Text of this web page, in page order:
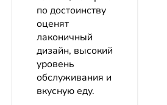
по достоинству
оценят
лаконичный
дизайн, высокий
уровень
обслуживания и
вкусную еду.